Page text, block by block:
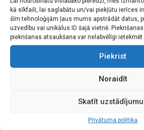
kā sīkfaili, lai saglabātu un/vai piekļūtu ierīces
šīm tehnoloģijām ļaus mums apstrādāt datus,
uzvedību vai unikālus ID šajā vietnē.
piekrišanas atsaukšana var nelabvēlīgi
Piekrist
Noraidīt
Skatīt
Privātuma politika
01.04.2026
Aicinām piedzīvot Lieldienu
iespēju svētkus svinēt brīvā dabā,
valstspilsētas pašvaldība aicina